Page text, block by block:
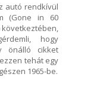
autó rendkívül
(Gone in 60
következtében,
hogy
önálló cikket
tehát egy
1965-be.